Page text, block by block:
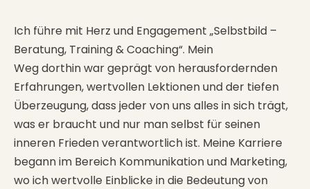
Ich führe mit Herz und Engagement „Selbstbild –
Beratung, Training & Coaching“. Mein
Weg dorthin war geprägt von herausfordernden
Erfahrungen, wertvollen Lektionen und der tiefen
Überzeugung, dass jeder von uns alles in sich trägt,
was er braucht und nur man selbst für seinen
inneren Frieden verantwortlich ist. Meine Karriere
begann im Bereich Kommunikation und Marketing,
wo ich wertvolle Einblicke in die Bedeutung von